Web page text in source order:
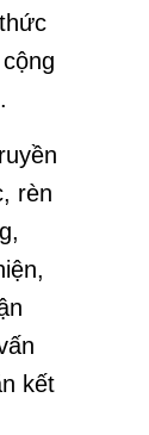
rèn
kết